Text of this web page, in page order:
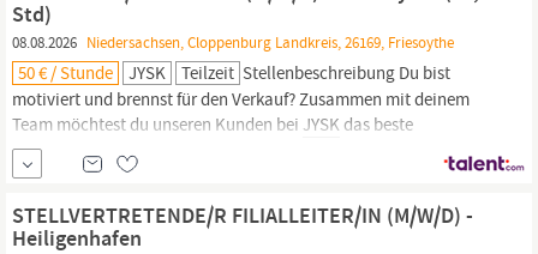
Std)
08.08.2026 Niedersachsen, Cloppenburg Landkreis, 26169, Friesoythe
50 € / Stunde JYSK Teilzeit Stellenbeschreibung Du bist
motiviert und brennst für den Verkauf? Zusammen mit deinem
Team möchtest du unseren Kunden bei JYSK das beste
Einkaufserlebnis bieten? Du magst Abwechslung und ein
schnelllebiges Umfeld? Dann ist die Stelle als Verkäufer das
perfekte Match für dich! WAS WIR DIR BIETEN
JYSK
hat es sich als
Ziel gesetzt, die...
STELLVERTRETENDE/R FILIALLEITER/IN (M/W/D) -
Heiligenhafen